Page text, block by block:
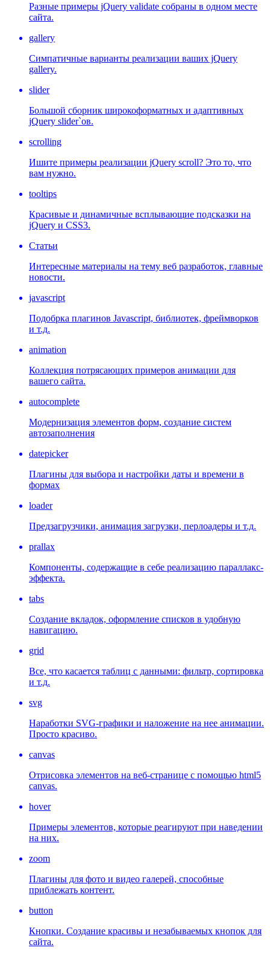
Разные примеры jQuery validate собраны в одном месте
сайта.
gallery
Симпатичные варианты реализации ваших jQuery
gallery.
slider
Большой сборник широкоформатных и адаптивных
jQuery slider`ов.
scrolling
Ишите примеры реализации jQuery scroll? Это то, что
вам нужно.
tooltips
Красивые и динамичные всплывающие подсказки на
jQuery и CSS3.
Статьи
Интересные материалы на тему веб разработок, главные
новости.
javascript
Подобрка плагинов Javascript, библиотек, фреймворков
и т.д.
animation
Коллекция потрясающих примеров анимации для
вашего сайта.
autocomplete
Модернизация элементов форм, создание систем
автозаполнения
datepicker
Плагины для выбора и настройки даты и времени в
формах
loader
Предзагрузчики, анимация загрузки, перлоадеры и т.д.
prallax
Компоненты, содержащие в себе реализацию параллакс-
эффекта.
tabs
Создание вкладок, оформление списков в удобную
навигацию.
grid
Все, что касается таблиц с данными: фильтр, сортировка
и т.д.
svg
Наработки SVG-графики и наложение на нее анимации.
Просто красиво.
canvas
Отрисовка элементов на веб-странице с помощью html5
canvas.
hover
Примеры элементов, которые реагируют при наведении
на них.
zoom
Плагины для фото и видео галерей, способные
приблежать контент.
button
Кнопки. Создание красивы и незабываемых кнопок для
сайта.